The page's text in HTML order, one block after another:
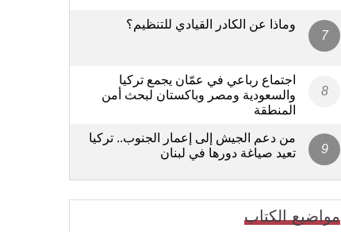
وماذا عن الكادر القيادي للتنظيم؟
اجتماع رباعي في عمّان يجمع تركيا
والسعودية ومصر وباكستان لبحث أمن
المنطقة
من دعم الجيش إلى إعمار الجنوب.. تركيا
تعيد صياغة دورها في لبنان
مواضيع الكتاب